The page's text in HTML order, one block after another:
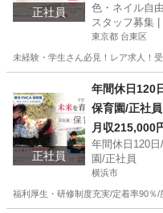
正社員
色・ネイル自
スタッフ募集
東京都 台東区
未経験・学生さん必見！レア求人！
その他
正社員
年間休日120
保育園/正社員
月収215,000
年間休日120
園/正社員
横浜市
福利厚生・研修制度充実/定着率90％